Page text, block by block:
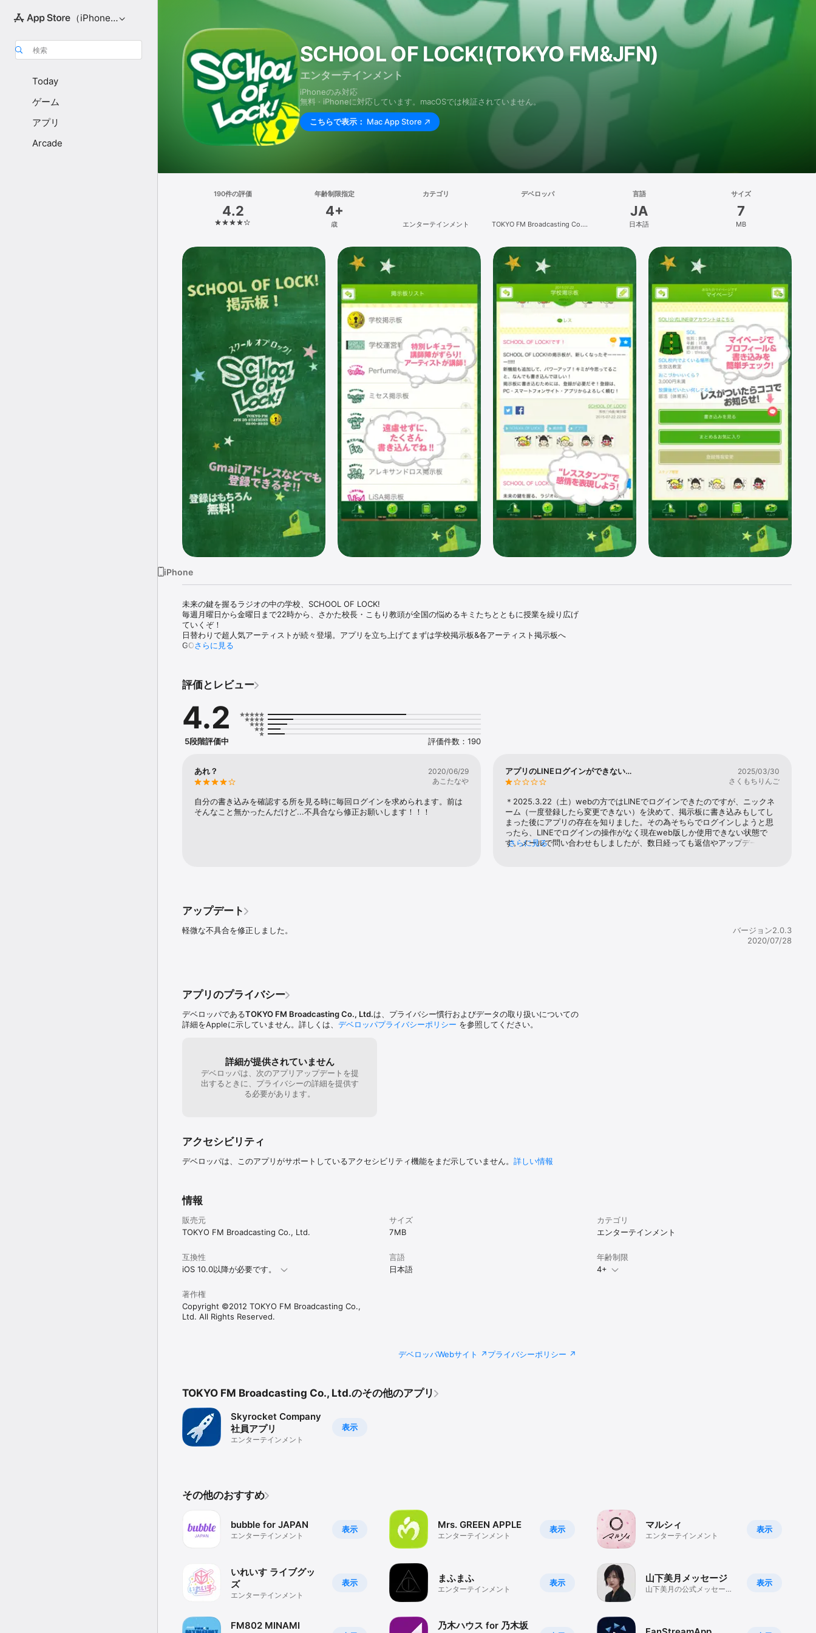
（iPhone向け）
検索
Today
ゲーム
アプリ
Arcade
SCHOOL OF LOCK!(TOKYO FM&JFN)
エンターテインメント
iPhoneのみ対応
無料 · iPhoneに対応しています。macOSでは検証されていません。
こちらで表示： Mac App Store
190件の評価
4.2
年齢制限指定
4+
歳
カテゴリ
エンターテインメント
デベロッパ
TOKYO FM Broadcasting Co.,
言語
JA
日本語
サイズ
7
MB
iPhone
未来の鍵を握るラジオの中の学校、SCHOOL OF LOCK!
毎週月曜日から金曜日まで22時から、さかた校長・こもり教頭が全国の悩めるキミたちとともに授業を繰り広げ
ていくぞ！
日替わりで超人気アーティストが続々登場。アプリを立ち上げてまずは学校掲示板&各アーティスト掲示板へ
GO！ さらに見る
評価とレビュー
4.2
5段階評価中 評価件数：190
あれ？
2020/06/29
あこたなや
自分の書き込みを確認する所を見る時に毎回ログインを求められます。前は
そんなこと無かったんだけど...不具合なら修正お願いします！！！
アプリのLINEログインができない…
2025/03/30
さくもちりんご
＊2025.3.22（土）webの方ではLINEでログインできたのですが、ニックネ
ーム（一度登録したら変更できない）を決めて、掲示板に書き込みもしてし
まった後にアプリの存在を知りました。その為そちらでログインしようと思
ったら、LINEでログインの操作がなく現在web版しか使用できない状態で
す。メールで問い合わせもしましたが、数日経っても返信やアップデートが
さらに見る
アップデート
軽微な不具合を修正しました。
バージョン2.0.3
2020/07/28
アプリのプライバシー
デベロッパであるTOKYO FM Broadcasting Co., Ltd.は、プライバシー慣行およびデータの取り扱いについての
詳細をAppleに示していません。詳しくは、 デベロッパプライバシーポリシー を参照してください。
詳細が提供されていません
デベロッパは、次のアプリアップデートを提
出するときに、プライバシーの詳細を提供す
る必要があります。
アクセシビリティ
デベロッパは、このアプリがサポートしているアクセシビリティ機能をまだ示していません。 詳しい情報
情報
販売元
TOKYO FM Broadcasting Co., Ltd.
サイズ
7 MB
カテゴリ
エンターテインメント
互換性
iOS 10.0以降が必要です。
言語
日本語
年齢制限
4+
著作権
Copyright ©2012 TOKYO FM Broadcasting Co.,
Ltd. All Rights Reserved.
デベロッパWebサイト プライバシーポリシー
TOKYO FM Broadcasting Co., Ltd.のその他のアプリ
表示
Skyrocket Company
社員アプリ
エンターテインメント
その他のおすすめ
表示
bubble for JAPAN
エンターテインメント
表示
いれいす ライブグッ
ズ
エンターテインメント
FM802 MINAMI
表示
Mrs. GREEN APPLE
エンターテインメント
表示
まふまふ
エンターテインメント
乃木ハウス for 乃木坂
表示
マルシィ
エンターテインメント
表示
山下美月メッセージ
山下美月の公式メッセージ